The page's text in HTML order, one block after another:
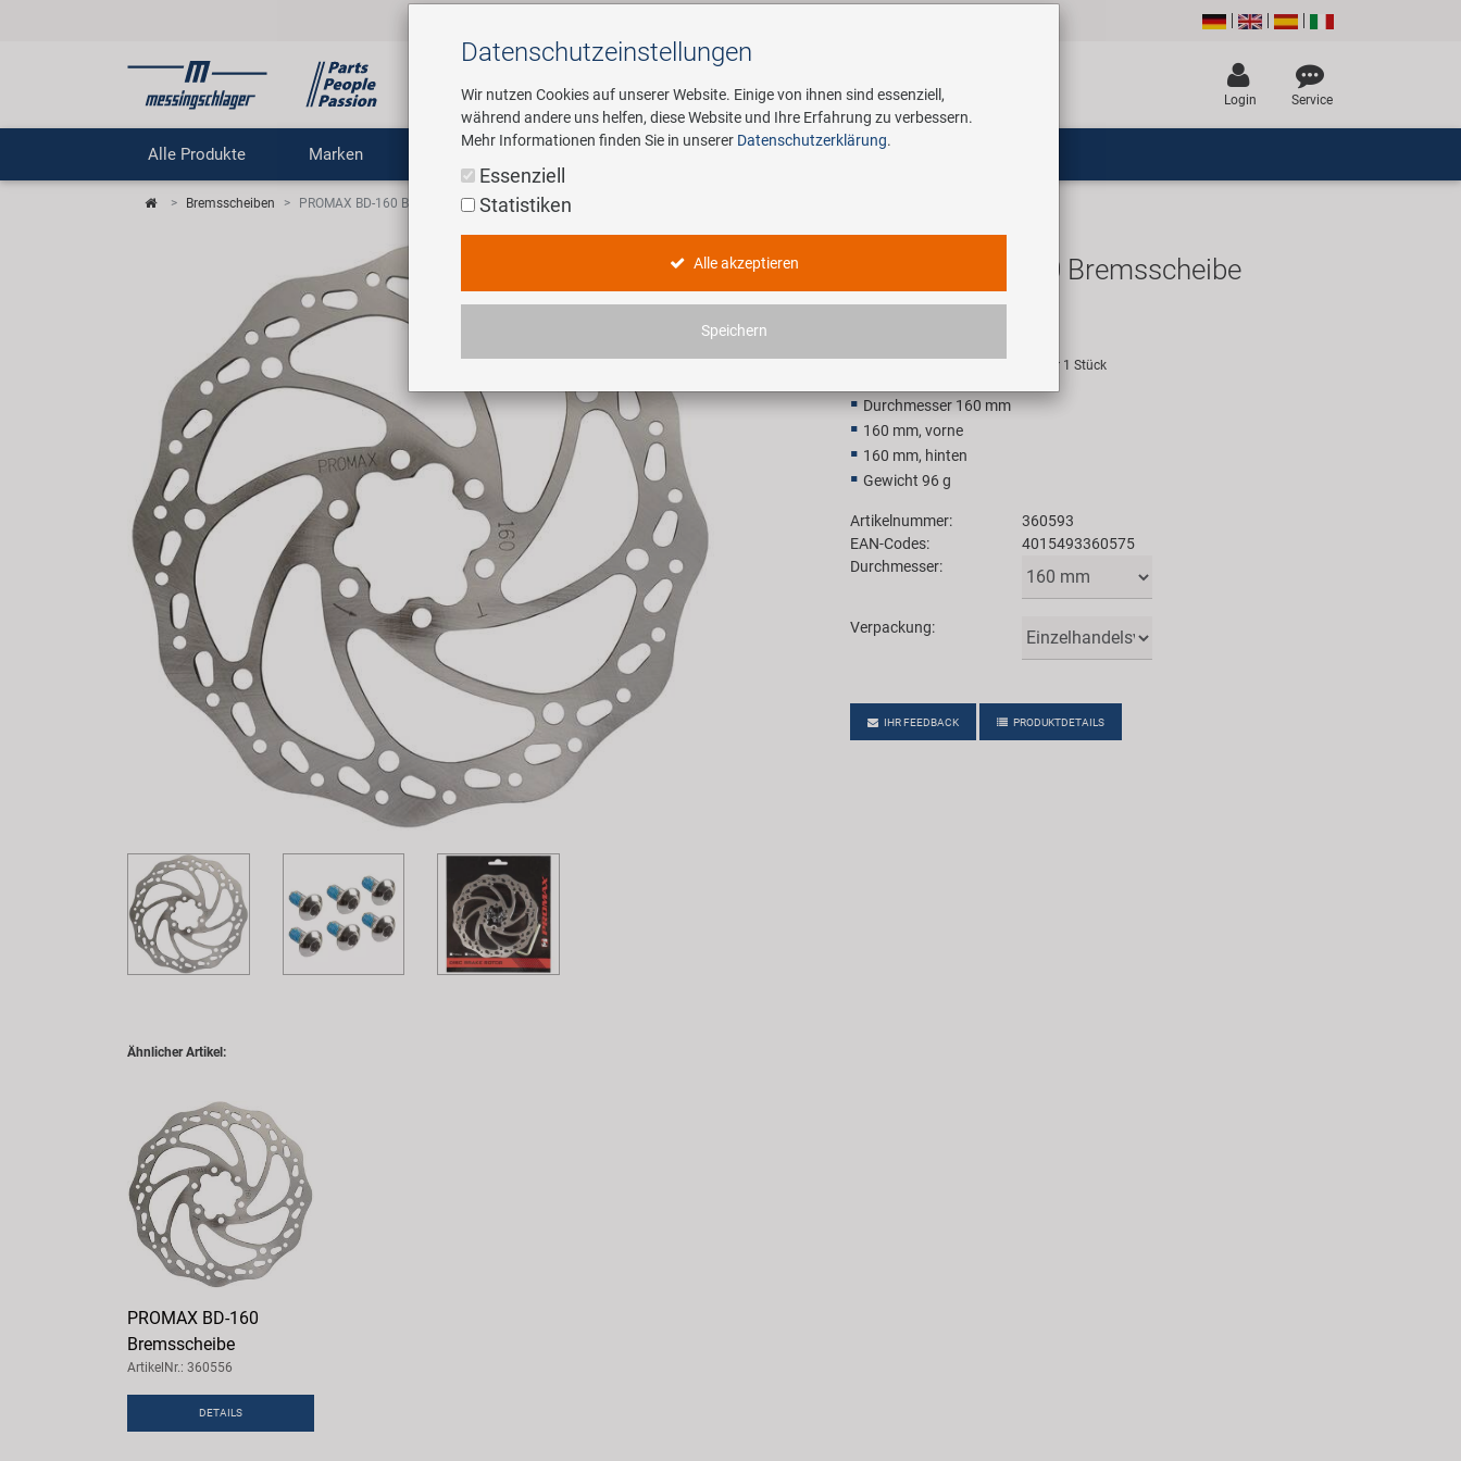
Suchen
Login Service
Alle Produkte Marken
Bremsscheiben PROMAX BD-160 Bremsscheibe
PROMAX BD-160 Bremsscheibe
Unverbindliche Preisempfehlung für 1 Stück
Durchmesser 160 mm
160 mm, vorne
160 mm, hinten
Gewicht 96 g
Artikelnummer:
360593
EAN-Codes:
4015493360575
Durchmesser:
Verpackung:
IHR FEEDBACK PRODUKTDETAILS
Ähnlicher Artikel:
PROMAX BD-160
Bremsscheibe
ArtikelNr.: 360556
DETAILS
Datenschutz­einstellungen
Wir nutzen Cookies auf unserer Website. Einige von ihnen sind essenziell,
während andere uns helfen, diese Website und Ihre Erfahrung zu verbessern.
Mehr Informationen finden Sie in unserer Datenschutzerklärung.
Essenziell
Statistiken
Alle akzeptieren
Speichern